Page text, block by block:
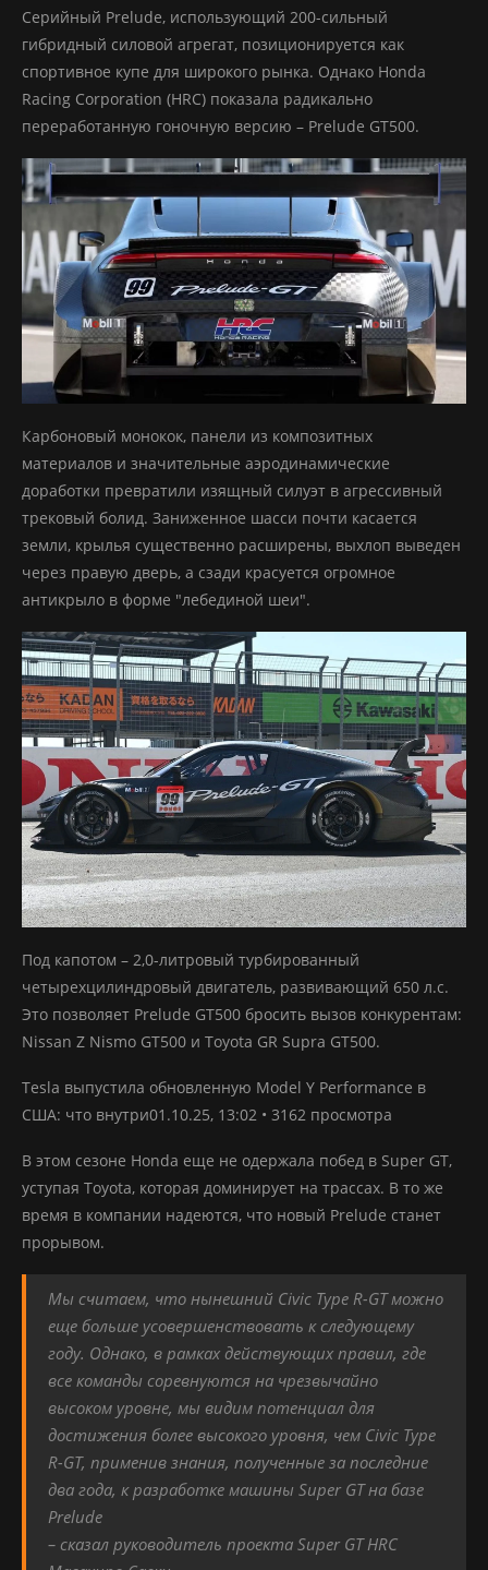
Серийный Prelude, использующий 200-сильный
гибридный силовой агрегат, позиционируется как
спортивное купе для широкого рынка. Однако Honda
Racing Corporation (HRC) показала радикально
переработанную гоночную версию – Prelude GT500.
Карбоновый монокок, панели из композитных
материалов и значительные аэродинамические
доработки превратили изящный силуэт в агрессивный
трековый болид. Заниженное шасси почти касается
земли, крылья существенно расширены, выхлоп выведен
через правую дверь, а сзади красуется огромное
антикрыло в форме "лебединой шеи".
Под капотом – 2,0-литровый турбированный
четырехцилиндровый двигатель, развивающий 650 л.с.
Это позволяет Prelude GT500 бросить вызов конкурентам:
Nissan Z Nismo GT500 и Toyota GR Supra GT500.
Tesla выпустила обновленную Model Y Performance в
США: что внутри01.10.25, 13:02 • 3162 просмотра
В этом сезоне Honda еще не одержала побед в Super GT,
уступая Toyota, которая доминирует на трассах. В то же
время в компании надеются, что новый Prelude станет
прорывом.
Мы считаем, что нынешний Civic Type R-GT можно
еще больше усовершенствовать к следующему
году. Однако, в рамках действующих правил, где
все команды соревнуются на чрезвычайно
высоком уровне, мы видим потенциал для
достижения более высокого уровня, чем Civic Type
R-GT, применив знания, полученные за последние
два года, к разработке машины Super GT на базе
Prelude
– сказал руководитель проекта Super GT HRC